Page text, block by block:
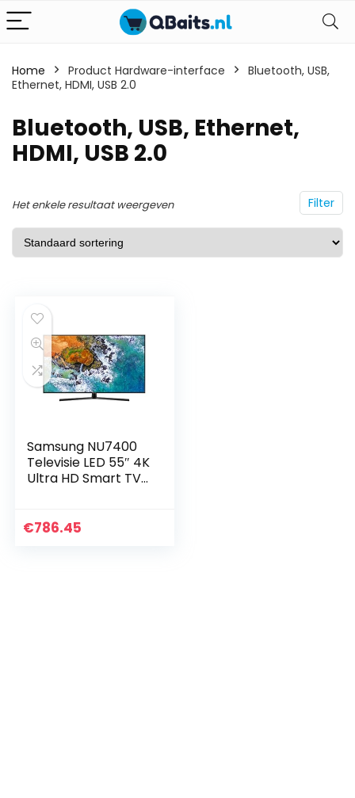
Home Product Hardware-interface
Bluetooth, USB,
Ethernet, HDMI, USB 2.0
Bluetooth, USB, Ethernet,
HDMI, USB 2.0
Filter
Het enkele resultaat weergeven
Samsung NU7400
Televisie LED 55″ 4K
Ultra HD Smart TV,
€786.45